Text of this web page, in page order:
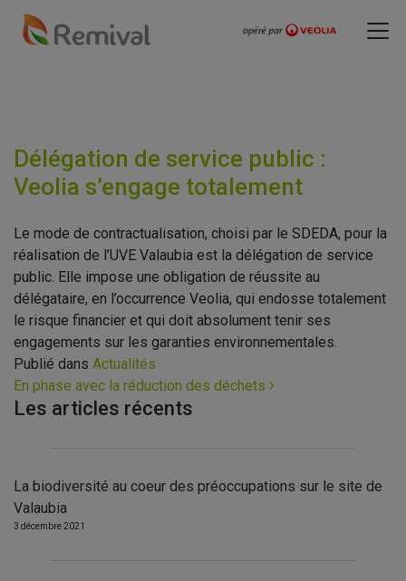
Délégation de service public :
Veolia s’engage totalement
Le mode de contractualisation, choisi par le SDEDA, pour la
réalisation de l’UVE Valaubia est la délégation de service
public. Elle impose une obligation de réussite au
délégataire, en l’occurrence Veolia, qui endosse totalement
le risque financier et qui doit absolument tenir ses
engagements sur les garanties environnementales.
Publié dans Actualités
Navigation
En phase avec la réduction des déchets
Les articles récents
La biodiversité au coeur des préoccupations sur le site de
Valaubia
3 décembre 2021